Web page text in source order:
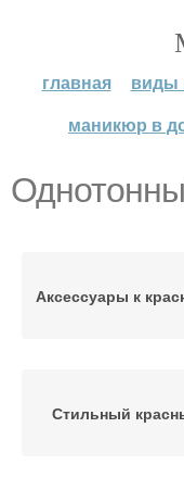
главная виды
маникюр в
Аксессуары к
Стильный